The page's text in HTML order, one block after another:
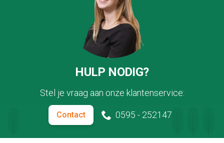
HULP NODIG?
Stel je vraag aan onze klantenservice:
Contact 0595 - 252147